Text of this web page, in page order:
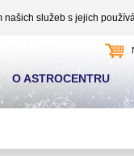
našich služeb s jejich
O ASTROCENTRU